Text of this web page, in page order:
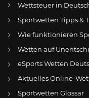
Wettsteuer in
Sportwetten Tipps &
Wie funktionieren
Wetten auf
eSports Wetten
Aktuelles Online-
Sportwetten Glossar
AT Online